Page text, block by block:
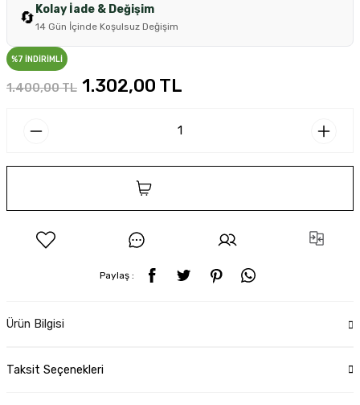
🔄 Kolay İade & Değişim
14 Gün İçinde Koşulsuz Değişim
%7 İNDİRİMLİ
1.400,00 TL 1.302,00 TL
Paylaş :
Ürün Bilgisi
Taksit Seçenekleri